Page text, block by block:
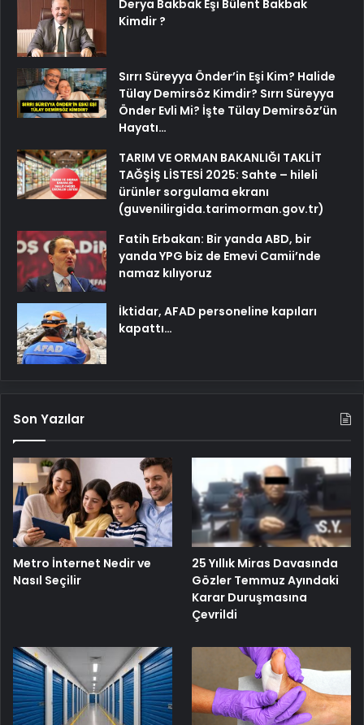
Derya Bakbak Eşi Bülent Bakbak
Kimdir ?
Sırrı Süreyya Önder’in Eşi Kim? Halide
Tülay Demirsöz Kimdir? Sırrı Süreyya
Önder Evli Mi? İşte Tülay Demirsöz’ün
Hayatı…
TARIM VE ORMAN BAKANLIĞI TAKLİT
TAĞŞİŞ LİSTESİ 2025: Sahte – hileli
ürünler sorgulama ekranı
(guvenilirgida.tarimorman.gov.tr)
Fatih Erbakan: Bir yanda ABD, bir
yanda YPG biz de Emevi Camii’nde
namaz kılıyoruz
İktidar, AFAD personeline kapıları
kapattı…
Son Yazılar
Metro İnternet Nedir ve
Nasıl Seçilir
25 Yıllık Miras Davasında
Gözler Temmuz Ayındaki
Karar Duruşmasına
Çevrildi